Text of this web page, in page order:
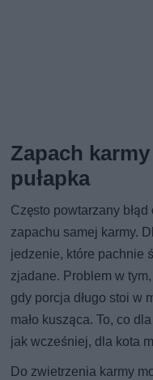
Zapach
pułapka
Często powtarzany
zapachu samej karmy.
jedzenie, które pachnie
zjadane. Problem w
gdy porcja długo stoi w
mało kusząca. To, co
jak wcześniej, dla kota
Do zwietrzenia karmy